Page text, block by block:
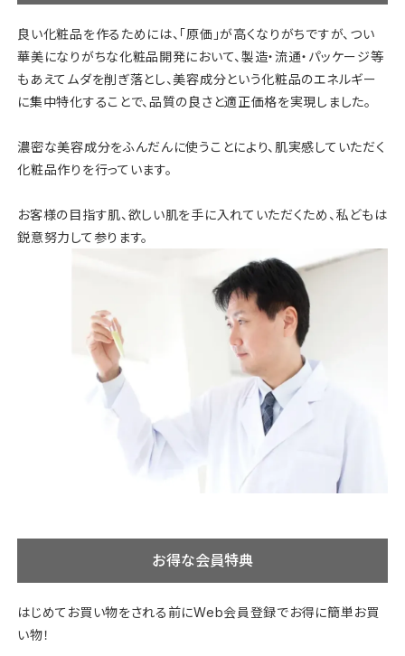
良い化粧品を作るためには、「原価」が高くなりがちですが、 つい
華美になりがちな化粧品開発において、 製造・流通・パッケージ等
もあえてムダを削ぎ落とし、美容成分という化粧品のエネルギー
に集中特化することで、品質の良さと適正価格を実現しました。
濃密な美容成分をふんだんに使うことにより、 肌実感していただく
化粧品作りを行っています。
お客様の目指す肌、欲しい肌を手に入れていただくため、 私どもは
鋭意努力して参ります。
お得な会員特典
はじめてお買い物をされる前にWeb会員登録でお得に簡単お買
い物！